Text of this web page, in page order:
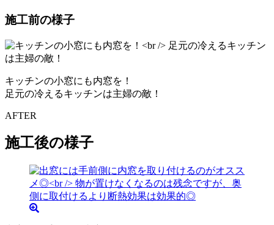
施工前の様子
キッチンの小窓にも内窓を！
足元の冷えるキッチンは主婦の敵！
AFTER
施工後の様子